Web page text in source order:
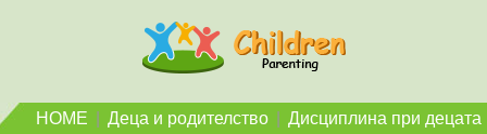
HOME Деца и родителство Дисциплина при децата